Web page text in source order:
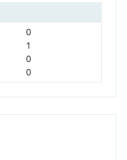
0
1
0
0